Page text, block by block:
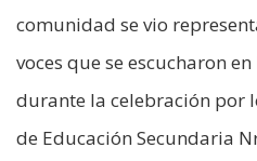
comunidad se vio
voces que se escucharon
durante la celebración por
de Educación Secundaria